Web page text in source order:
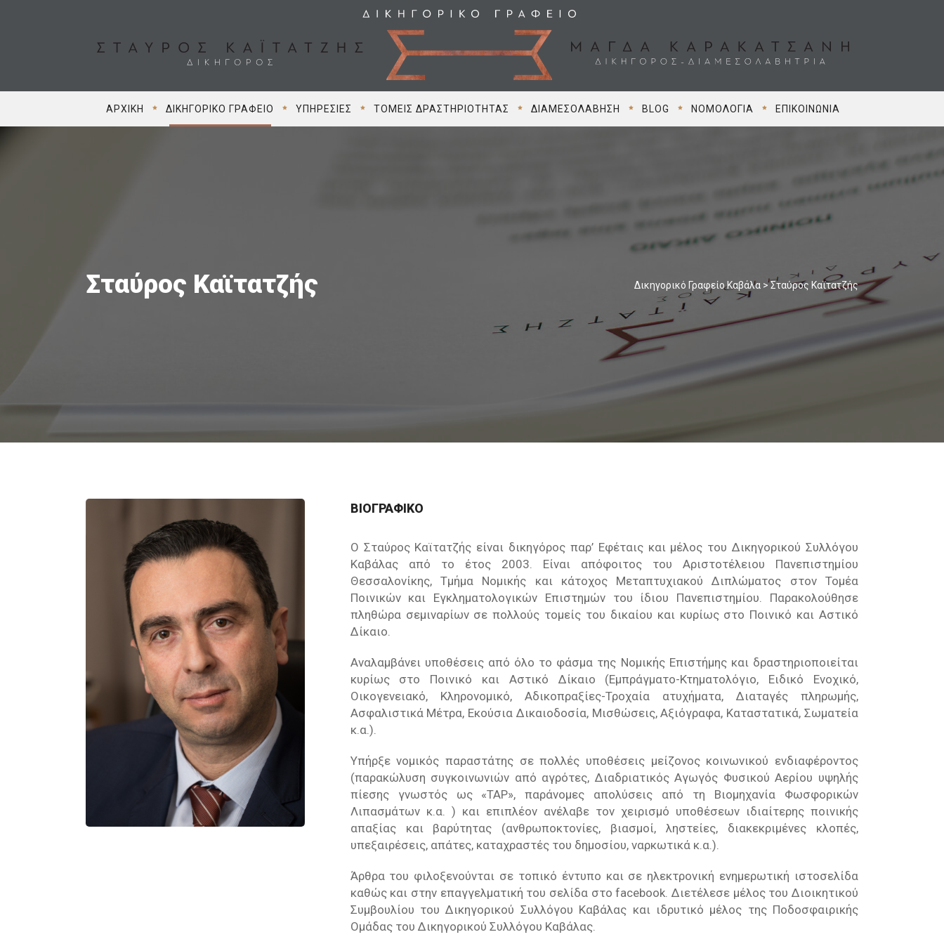
ΑΡΧΙΚΉ ΔΙΚΗΓΟΡΙΚΌ ΓΡΑΦΕΊΟ ΥΠΗΡΕΣΊΕΣ ΤΟΜΕΊΣ ΔΡΑΣΤΗΡΙΌΤΗΤΑΣ ΔΙΑΜΕΣΟΛΆΒΗΣΗ BLOG ΝΟΜΟΛΟΓΊΑ ΕΠΙΚΟΙΝΩΝΊΑ
Σταύρος Καϊτατζής Δικηγορικό Γραφείο Καβάλα >Σταύρος Καϊτατζής
ΒΙΟΓΡΑΦΙΚΌ
Ο Σταύρος Καϊτατζής είναι δικηγόρος παρ’ Εφέταις και μέλος του Δικηγορικού Συλλόγου
Καβάλας από το έτος 2003. Είναι απόφοιτος του Αριστοτέλειου Πανεπιστημίου
Θεσσαλονίκης, Τμήμα Νομικής και κάτοχος Μεταπτυχιακού Διπλώματος στον Τομέα
Ποινικών και Εγκληματολογικών Επιστημών του ίδιου Πανεπιστημίου. Παρακολούθησε
πληθώρα σεμιναρίων σε πολλούς τομείς του δικαίου και κυρίως στο Ποινικό και Αστικό
Δίκαιο.
Αναλαμβάνει υποθέσεις από όλο το φάσμα της Νομικής Επιστήμης και δραστηριοποιείται
κυρίως στο Ποινικό και Αστικό Δίκαιο (Εμπράγματο-Κτηματολόγιο, Ειδικό Ενοχικό,
Οικογενειακό, Κληρονομικό, Αδικοπραξίες-Τροχαία ατυχήματα, Διαταγές πληρωμής,
Ασφαλιστικά Μέτρα, Εκούσια Δικαιοδοσία, Μισθώσεις, Αξιόγραφα, Καταστατικά, Σωματεία
κ.α.).
Υπήρξε νομικός παραστάτης σε πολλές υποθέσεις μείζονος κοινωνικού ενδιαφέροντος
(παρακώλυση συγκοινωνιών από αγρότες, Διαδριατικός Αγωγός Φυσικού Αερίου υψηλής
πίεσης γνωστός ως «TAP», παράνομες απολύσεις από τη Βιομηχανία Φωσφορικών
Λιπασμάτων κ.α. ) και επιπλέον ανέλαβε τον χειρισμό υποθέσεων ιδιαίτερης ποινικής
απαξίας και βαρύτητας (ανθρωποκτονίες, βιασμοί, ληστείες, διακεκριμένες κλοπές,
υπεξαιρέσεις, απάτες, καταχραστές του δημοσίου, ναρκωτικά κ.α.).
Άρθρα του φιλοξενούνται σε τοπικό έντυπο και σε ηλεκτρονική ενημερωτική ιστοσελίδα
καθώς και στην επαγγελματική του σελίδα στο facebook. Διετέλεσε μέλος του Διοικητικού
Συμβουλίου του Δικηγορικού Συλλόγου Καβάλας και ιδρυτικό μέλος της Ποδοσφαιρικής
Ομάδας του Δικηγορικού Συλλόγου Καβάλας.